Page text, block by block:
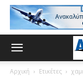
Αρχική Ετικέτες